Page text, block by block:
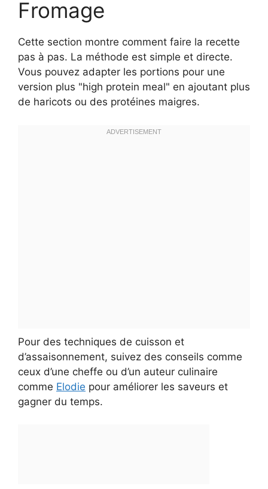
Fromage
Cette section montre comment faire la recette
pas à pas. La méthode est simple et directe.
Vous pouvez adapter les portions pour une
version plus "high protein meal" en ajoutant plus
de haricots ou des protéines maigres.
Pour des techniques de cuisson et
d’assaisonnement, suivez des conseils comme
ceux d’une cheffe ou d’un auteur culinaire
comme Elodie pour améliorer les saveurs et
gagner du temps.